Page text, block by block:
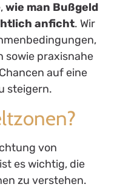
wie man Bußgeld
anficht. Wir
sowie praxisnahe
auf eine
steigern.
von
es wichtig, die
zu verstehen.